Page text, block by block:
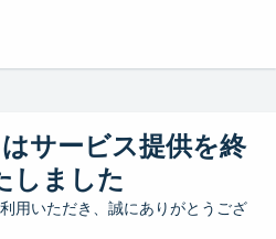
はサービス提供を終
しました
用いただき、誠にありがとうござ